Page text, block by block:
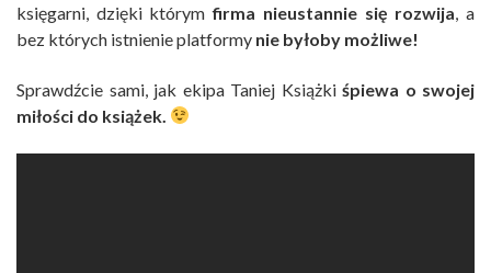
księgarni, dzięki którymfirma nieustannie się rozwija , a
bez których istnienie platformy nie byłoby możliwe!
Sprawdźcie sami, jak ekipa Taniej Książki śpiewa o swojej
miłości do książek.